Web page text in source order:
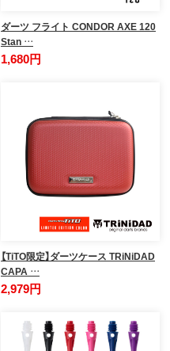
ダーツ フライト CONDOR AXE 120
Stan …
1,680円
【TiTO限定】ダーツケース TRiNiDAD
CAPA …
2,979円